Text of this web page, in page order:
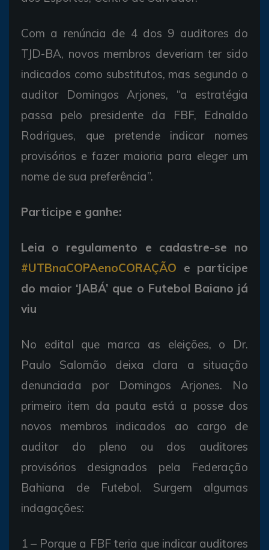
Com a renúncia de 4 dos 9 auditores do
TJD-BA, novos membros deveriam ter sido
indicados como substitutos, mas segundo o
auditor Domingos Arjones, “a estratégia
passa pelo presidente da FBF, Ednaldo
Rodrigues, que pretende indicar nomes
provisórios e fazer maioria para eleger um
nome de sua preferência”.
Participe e ganhe:
Leia o regulamento e cadastre-se no
#UTBnaCOPAenoCORAÇÃO e participe
do maior ‘JABÁ’ que o Futebol Baiano já
viu
No edital que marca as eleições, o Dr.
Paulo Salomão deixa clara a situação
denunciada por Domingos Arjones. No
primeiro item da pauta está a posse dos
novos membros indicados ao cargo de
auditor do pleno ou dos auditores
provisórios designados pela Federação
Bahiana de Futebol. Surgem algumas
indagações:
1 – Porque a FBF teria que indicar auditores